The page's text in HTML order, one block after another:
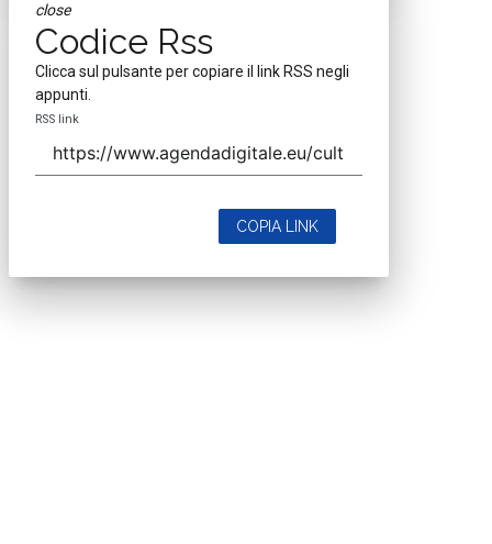
close
Codice Rss
Clicca sul pulsante per copiare il link RSS negli
appunti.
RSS link
COPIA LINK